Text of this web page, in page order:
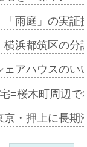
「雨庭」の実
横浜都筑区の
ェアハウスの
=桜木町周辺
京・押上に長